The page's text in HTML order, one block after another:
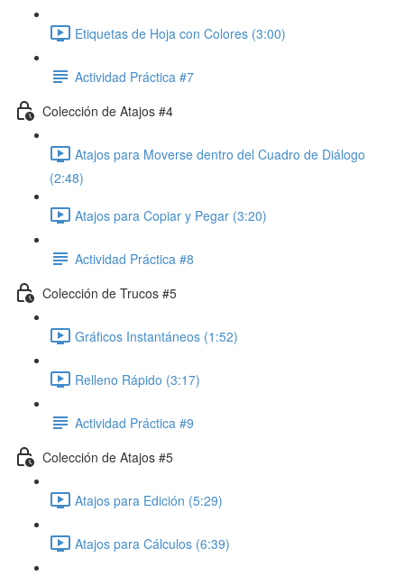
Etiquetas de Hoja con Colores (3:00)
Actividad Práctica #7
Colección de Atajos #4
Atajos para Moverse dentro del Cuadro de Diálogo
(2:48)
Atajos para Copiar y Pegar (3:20)
Actividad Práctica #8
Colección de Trucos #5
Gráficos Instantáneos (1:52)
Relleno Rápido (3:17)
Actividad Práctica #9
Colección de Atajos #5
Atajos para Edición (5:29)
Atajos para Cálculos (6:39)